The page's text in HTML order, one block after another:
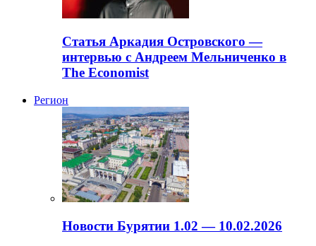
Статья Аркадия Островского —
интервью с Андреем Мельниченко в
The Economist
Регион
Новости Бурятии 1.02 — 10.02.2026